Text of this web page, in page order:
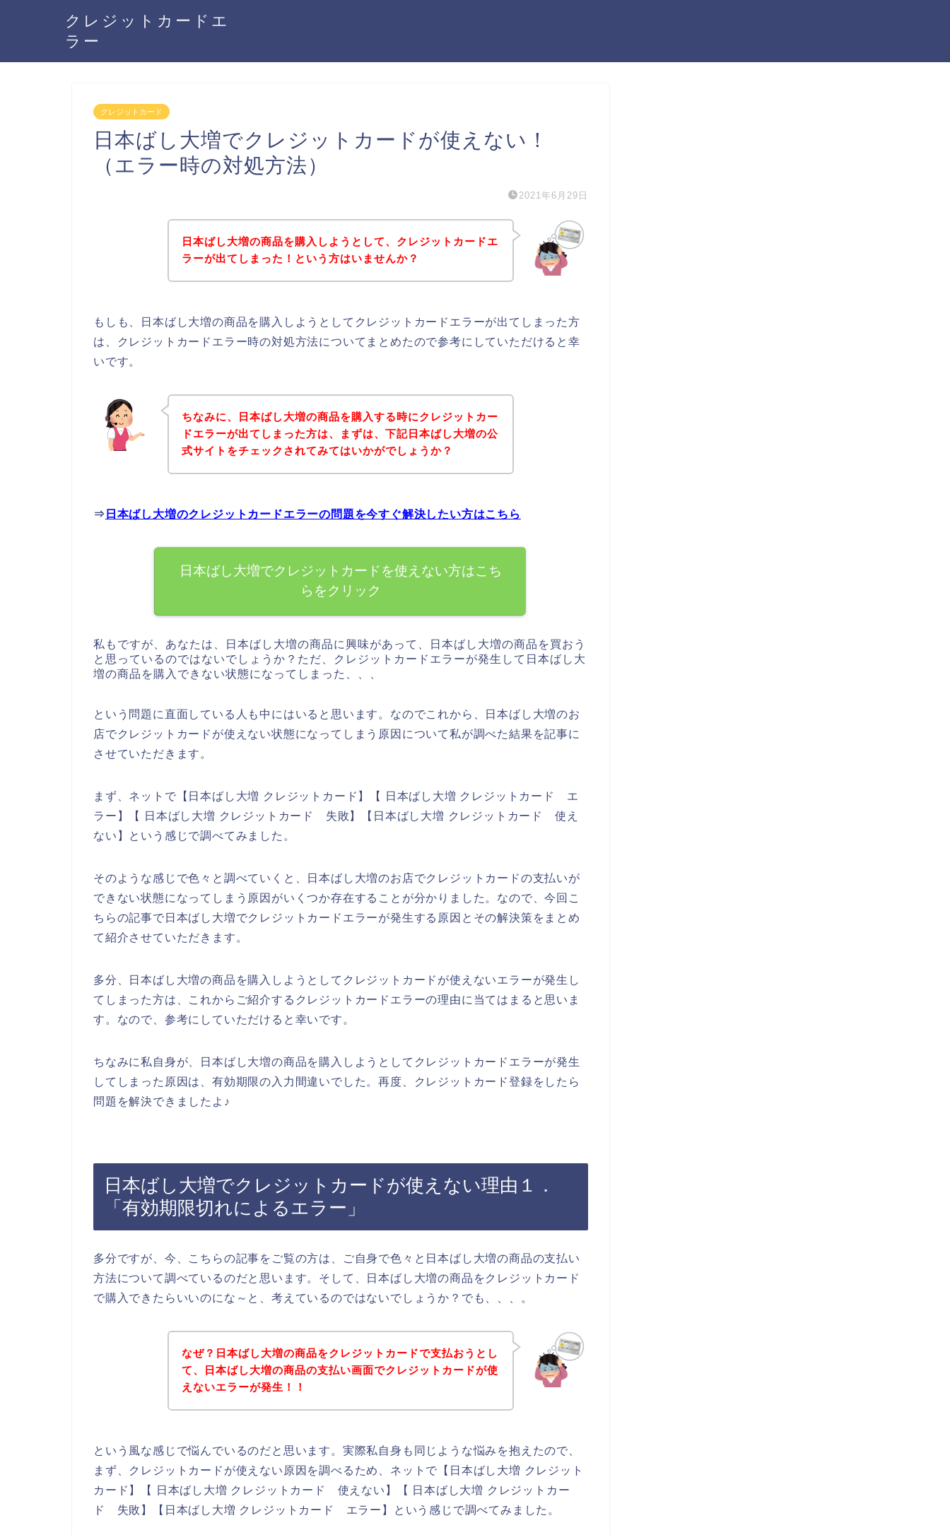
クレジットカードエ
ラー
クレジットカード
日本ばし大増でクレジットカードが使えない！
（エラー時の対処方法）
2021年6月29日
日本ばし大増の商品を購入しようとして、クレジットカードエ
ラーが出てしまった！という方はいませんか？
もしも、日本ばし大増の商品を購入しようとしてクレジットカードエラーが出てしまった方
は、クレジットカードエラー時の対処方法についてまとめたので参考にしていただけると幸
いです。
ちなみに、日本ばし大増の商品を購入する時にクレジットカー
ドエラーが出てしまった方は、まずは、下記日本ばし大増の公
式サイトをチェックされてみてはいかがでしょうか？
⇒ 日本ばし大増のクレジットカードエラーの問題を今すぐ解決したい方はこちら
日本ばし大増でクレジットカードを使えない方はこち
らをクリック
私もですが、あなたは、日本ばし大増の商品に興味があって、日本ばし大増の商品を買おう
と思っているのではないでしょうか？ただ、クレジットカードエラーが発生して日本ばし大
増の商品を購入できない状態になってしまった、、、
という問題に直面している人も中にはいると思います。なのでこれから、日本ばし大増のお
店でクレジットカードが使えない状態になってしまう原因について私が調べた結果を記事に
させていただきます。
まず、ネットで【日本ばし大増 クレジットカード】【 日本ばし大増 クレジットカード エ
ラー】【 日本ばし大増 クレジットカード 失敗】【日本ばし大増 クレジットカード 使え
ない】という感じで調べてみました。
そのような感じで色々と調べていくと、日本ばし大増のお店でクレジットカードの支払いが
できない状態になってしまう原因がいくつか存在することが分かりました。なので、今回こ
ちらの記事で日本ばし大増でクレジットカードエラーが発生する原因とその解決策をまとめ
て紹介させていただきます。
多分、日本ばし大増の商品を購入しようとしてクレジットカードが使えないエラーが発生し
てしまった方は、これからご紹介するクレジットカードエラーの理由に当てはまると思いま
す。なので、参考にしていただけると幸いです。
ちなみに私自身が、日本ばし大増の商品を購入しようとしてクレジットカードエラーが発生
してしまった原因は、有効期限の入力間違いでした。再度、クレジットカード登録をしたら
問題を解決できましたよ♪
日本ばし大増でクレジットカードが使えない理由１．
「有効期限切れによるエラー」
多分ですが、今、こちらの記事をご覧の方は、ご自身で色々と日本ばし大増の商品の支払い
方法について調べているのだと思います。そして、日本ばし大増の商品をクレジットカード
で購入できたらいいのにな～と、考えているのではないでしょうか？でも、、、。
なぜ？日本ばし大増の商品をクレジットカードで支払おうとし
て、日本ばし大増の商品の支払い画面でクレジットカードが使
えないエラーが発生！！
という風な感じで悩んでいるのだと思います。実際私自身も同じような悩みを抱えたので、
まず、クレジットカードが使えない原因を調べるため、ネットで【日本ばし大増 クレジット
カード】【 日本ばし大増 クレジットカード 使えない】【 日本ばし大増 クレジットカー
ド 失敗】【日本ばし大増 クレジットカード エラー】という感じで調べてみました。